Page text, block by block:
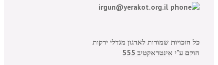
כל הזכויות שמורות לארגון מגדלי ירקות
הוקם ע"י אינטראקטיב 555